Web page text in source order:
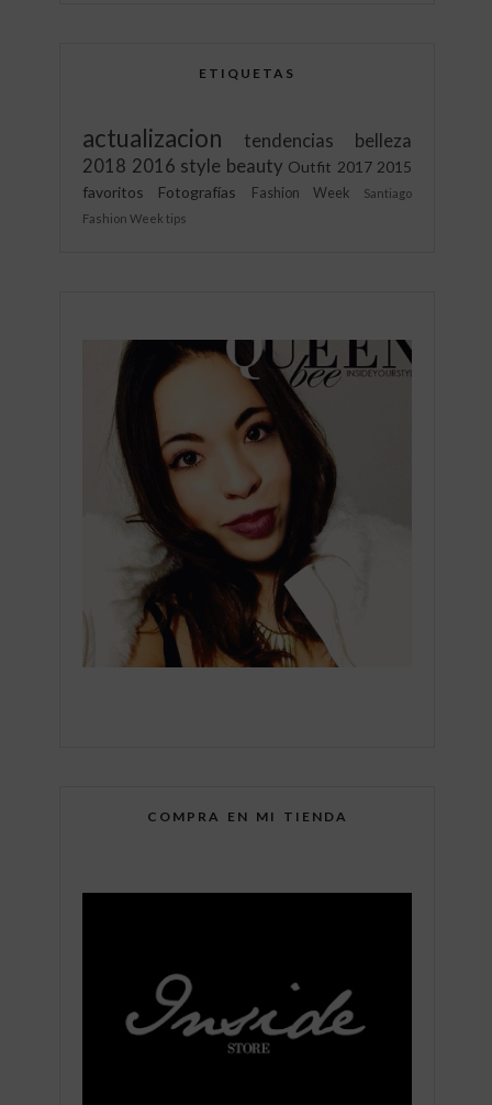
ETIQUETAS
actualizacion tendencias
belleza
2018 2016 style beauty Outfit 2017 2015
favoritos
Fotografías Fashion Week
Santiago
Fashion Week tips
COMPRA EN MI TIENDA